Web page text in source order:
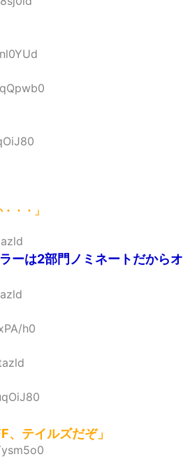
・・」
ーは2部門ノミネートだからオ
h0
テイルズだぞ」